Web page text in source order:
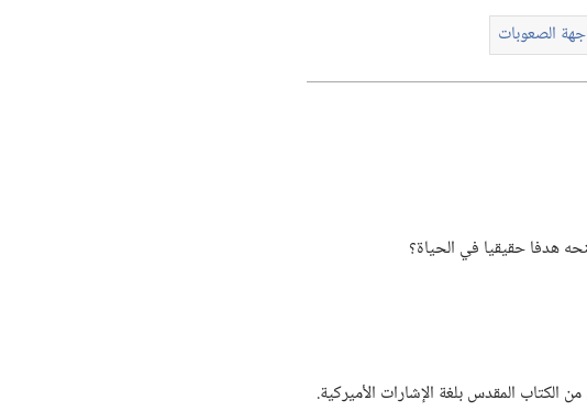
الصعوبات
هدفا حقيقيا في الحياة؟‏
المقدس بلغة الإشارات الأميركية.‏